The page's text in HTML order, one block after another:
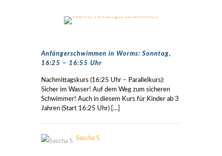
Anfängerschwimmen in Worms: Sonntag,
16:25 – 16:55 Uhr
Nachmittagskurs (16:25 Uhr – Parallelkurs):
Sicher im Wasser! Auf dem Weg zum sicheren
Schwimmer! Auch in diesem Kurs für Kinder ab 3
Jahren (Start 16:25 Uhr) […]
Sascha S